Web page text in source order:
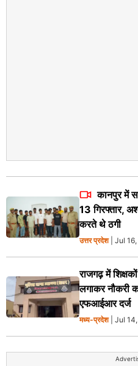
कानपुर में
13 गिरफ्तार,
करते थे ठगी
उत्तर प्रदेश| Jul 16,
राजगढ़ में
लगाकर नौकरी
एफआईआर दर्ज
मध्य-प्रदेश| Jul 14,